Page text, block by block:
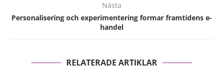
Nästa
Personalisering och experimentering formar framtidens e-
handel
RELATERADE ARTIKLAR